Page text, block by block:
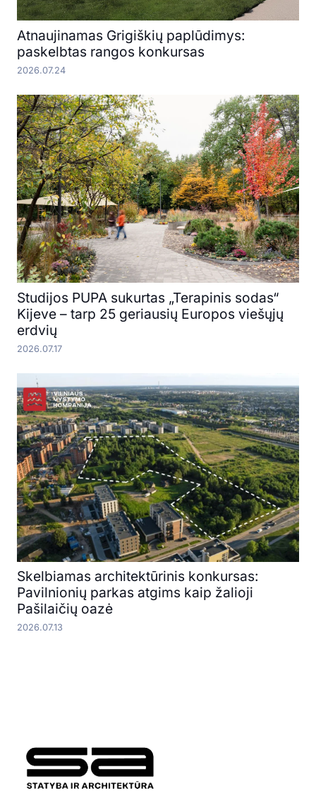
Atnaujinamas Grigiškių paplūdimys:
paskelbtas rangos konkursas
2026.07.24
Studijos PUPA sukurtas „Terapinis sodas“
Kijeve – tarp 25 geriausių Europos viešųjų
erdvių
2026.07.17
Skelbiamas architektūrinis konkursas:
Pavilnionių parkas atgims kaip žalioji
Pašilaičių oazė
2026.07.13